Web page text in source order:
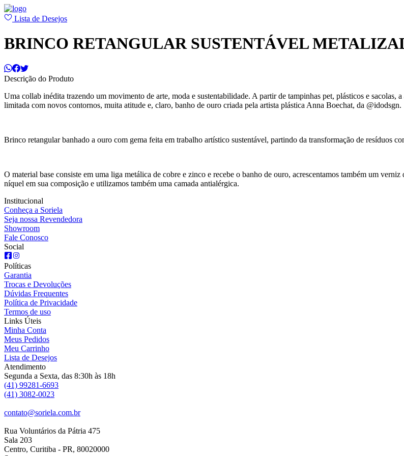
Lista de Desejos
BRINCO RETANGULAR SUSTENTÁVEL
Descrição do Produto
Uma collab inédita trazendo um movimento de arte, moda e sustentabilidade. A partir de tampinhas pet, plásticos e
limitada com novos contornos, muita atitude e, claro, banho de ouro criada pela artista plástica Anna Boechat, da @idodsgn.
Brinco retangular banhado a ouro com gema feita em trabalho artístico sustentável, partindo da transformação de resíduos
O material base consiste em uma liga metálica de cobre e zinco e recebe o banho de ouro, acrescentamos também um
níquel em sua composição e utilizamos também uma camada antialérgica.
Institucional
Conheça a Soriela
Seja nossa Revendedora
Showroom
Fale Conosco
Social
Políticas
Garantia
Trocas e Devoluções
Dúvidas Frequentes
Política de Privacidade
Termos de uso
Links Úteis
Minha Conta
Meus Pedidos
Meu Carrinho
Lista de Desejos
Atendimento
Segunda a Sexta, das 8:30h às 18h
(41) 99281-6693
(41) 3082-0023
contato@soriela.com.br
Rua Voluntários da Pátria 475
Sala 203
Centro, Curitiba - PR, 80020000